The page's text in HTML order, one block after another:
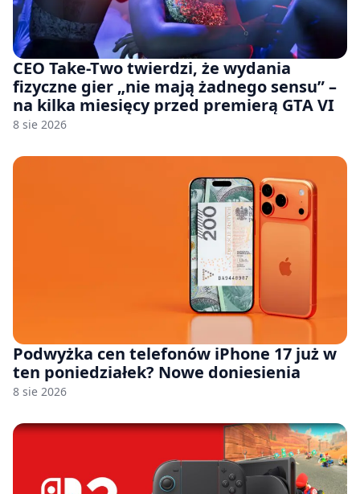
CEO Take-Two twierdzi, że wydania
fizyczne gier „nie mają żadnego sensu” –
na kilka miesięcy przed premierą GTA VI
8 sie 2026
Podwyżka cen telefonów iPhone 17 już w
ten poniedziałek? Nowe doniesienia
8 sie 2026